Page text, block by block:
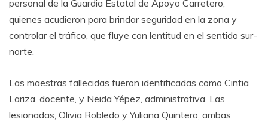
personal de la Guardia Estatal de Apoyo Carretero,
quienes acudieron para brindar seguridad en la zona y
controlar el tráfico, que fluye con lentitud en el sentido sur-
norte.
Las maestras fallecidas fueron identificadas como Cintia
Lariza, docente, y Neida Yépez, administrativa. Las
lesionadas, Olivia Robledo y Yuliana Quintero, ambas